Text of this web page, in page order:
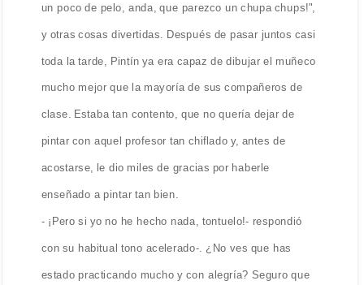
un poco de pelo, anda, que parezco un chupa chups!",
y otras cosas divertidas. Después de pasar juntos casi
toda la tarde, Pintín ya era capaz de dibujar el muñeco
mucho mejor que la mayoría de sus compañeros de
clase. Estaba tan contento, que no quería dejar de
pintar con aquel profesor tan chiflado y, antes de
acostarse, le dio miles de gracias por haberle
enseñado a pintar tan bien.
- ¡Pero si yo no he hecho nada, tontuelo!- respondió
con su habitual tono acelerado-. ¿No ves que has
estado practicando mucho y con alegría? Seguro que